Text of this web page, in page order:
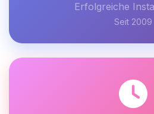
Erfolgreiche
Seit 2009